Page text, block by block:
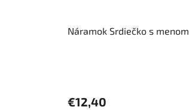
Náramok Srdiečko s menom
€12,40